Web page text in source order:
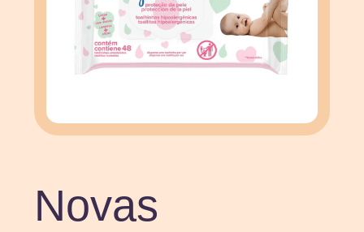
Novas